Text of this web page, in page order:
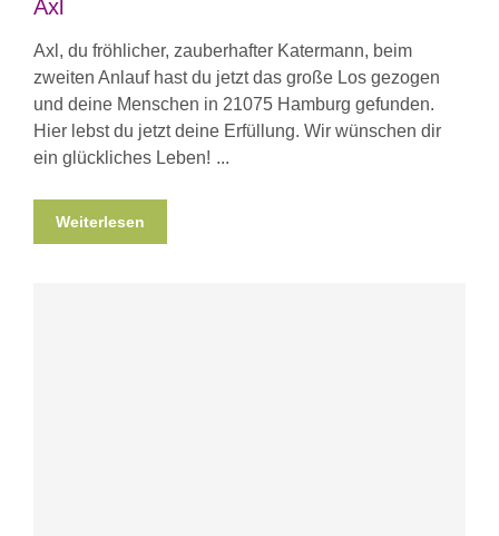
Axl
Axl, du fröhlicher, zauberhafter Katermann, beim
zweiten Anlauf hast du jetzt das große Los gezogen
und deine Menschen in 21075 Hamburg gefunden.
Hier lebst du jetzt deine Erfüllung. Wir wünschen dir
ein glückliches Leben!
Weiterlesen